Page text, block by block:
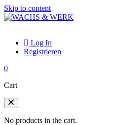
Skip to content
Log In
Registrieren
0
Cart
No products in the cart.